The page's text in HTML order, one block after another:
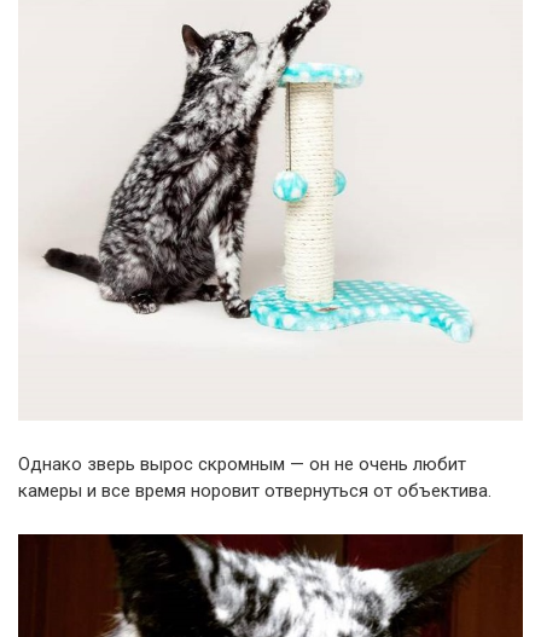
Однако зверь вырос скромным — он не очень любит
камеры и все время норовит отвернуться от объектива.